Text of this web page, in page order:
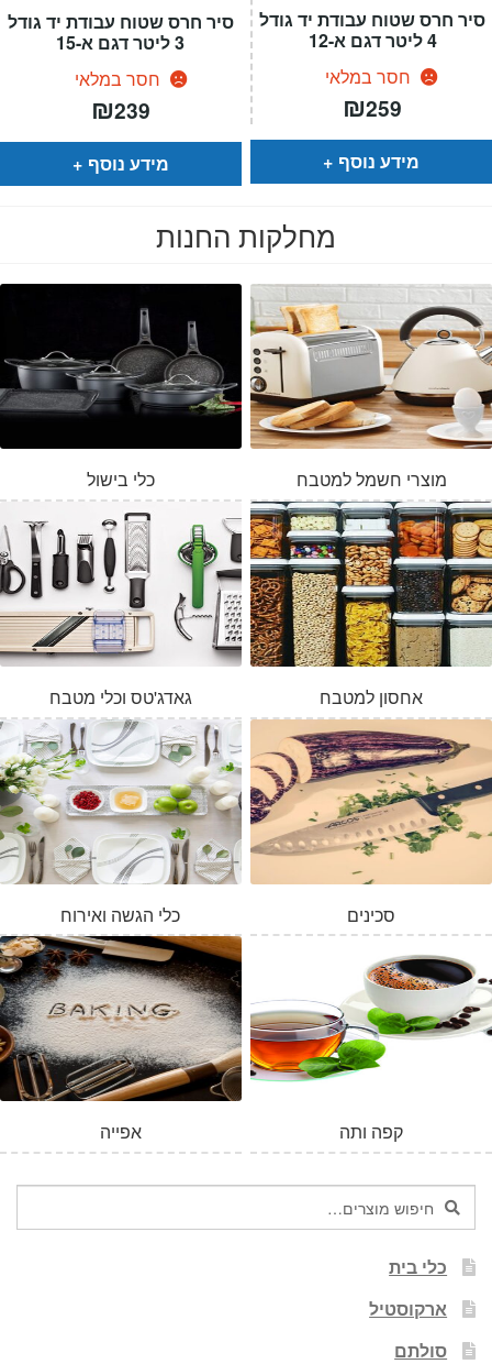
סיר חרס שטוח עבודת יד גודל
3 ליטר דגם א-15
חסר במלאי
₪239
מידע נוסף
סיר חרס שטוח עבודת יד גודל
4 ליטר דגם א-12
חסר במלאי
₪259
מידע נוסף
מחלקות החנות
כלי בישול מוצרי חשמל למטבח
גאדג'טס וכלי מטבח אחסון למטבח
כלי הגשה ואירוח סכינים
אפייה קפה ותה
חיפוש
עבור:
חיפוש
כלי בית
ארקוסטיל
סולתם